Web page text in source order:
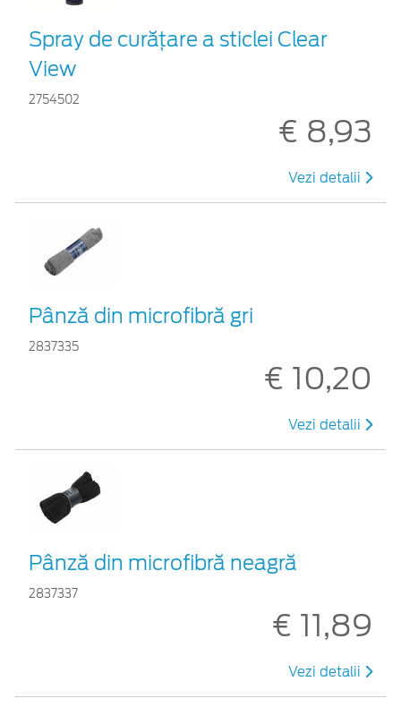
Spray de curățare a sticlei Clear
View
2754502
€ 8,93
Vezi detalii
Pânză din microfibră gri
2837335
€ 10,20
Vezi detalii
Pânză din microfibră neagră
2837337
€ 11,89
Vezi detalii